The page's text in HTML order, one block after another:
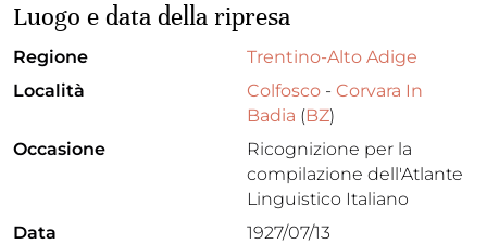
Luogo e data della ripresa
Regione
Trentino-Alto Adige
Località
Colfosco - Corvara In
Badia (BZ)
Occasione
Ricognizione per la
compilazione dell'Atlante
Linguistico Italiano
Data
1927/07/13